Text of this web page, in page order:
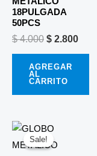
18PULGADA
50PCS
$4.000 $ 2.800
AGREGAR
AL
CARRITO
Sale!
Sale!
El
precio
original